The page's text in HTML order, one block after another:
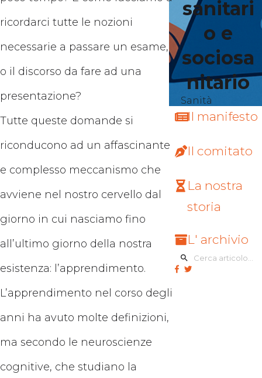
ricordarci tutte le nozioni
necessarie a passare un esame,
o il discorso da fare ad una
presentazione?
Tutte queste domande si
riconducono ad un affascinante
e complesso meccanismo che
avviene nel nostro cervello dal
giorno in cui nasciamo fino
all’ultimo giorno della nostra
esistenza: l’apprendimento.
L’apprendimento nel corso degli
anni ha avuto molte definizioni,
ma secondo le neuroscienze
cognitive, che studiano la
sanitari
o e
sociosa
nitario
Sanità
Il manifesto
Il comitato
La nostra
storia
L' archivio